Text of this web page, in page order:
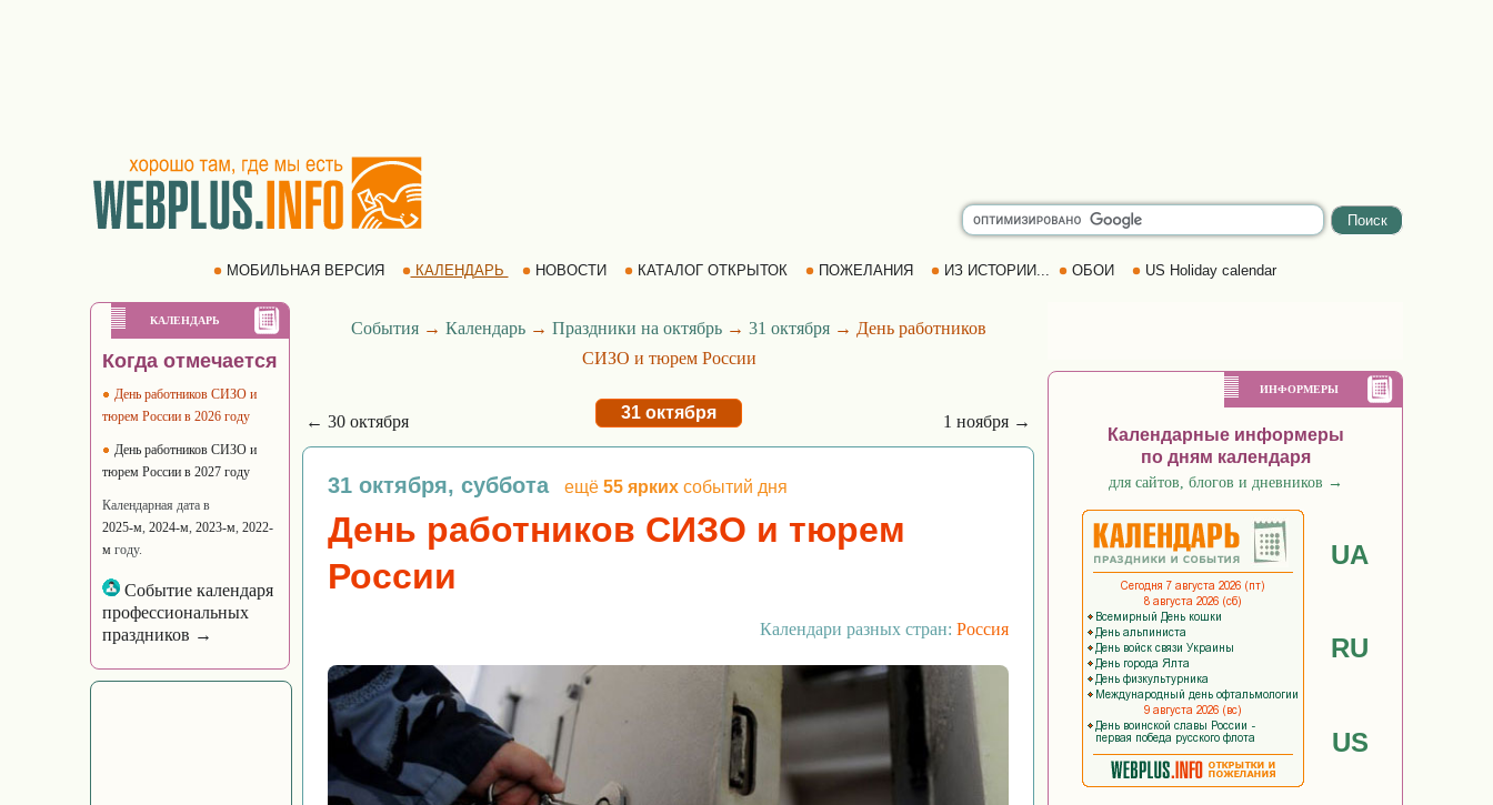
МОБИЛЬНАЯ ВЕРСИЯ КАЛЕНДАРЬ НОВОСТИ КАТАЛОГ ОТКРЫТОК ПОЖЕЛАНИЯ ИЗ ИСТОРИИ... ОБОИ US Holiday calendar
КАЛЕНДАРЬ
Когда отмечается
День работников СИЗО и
тюрем России в 2026 году
День работников СИЗО и
тюрем России в 2027 году
Календарная дата в
2025-м, 2024-м, 2023-м, 2022-
м году.
Событие календаря
профессиональных
праздников →
События → Календарь → Праздники на октябрь → 31 октября → День работников
СИЗО и тюрем России
← 30 октября 31 октября 1 ноября →
31 октября, суббота ещё 55 ярких событий дня
День работников СИЗО и тюрем
России
Календари разных стран: Россия
ИНФОРМЕРЫ
Календарные информеры
по дням календаря
для сайтов, блогов и дневников →
UA
RU
US